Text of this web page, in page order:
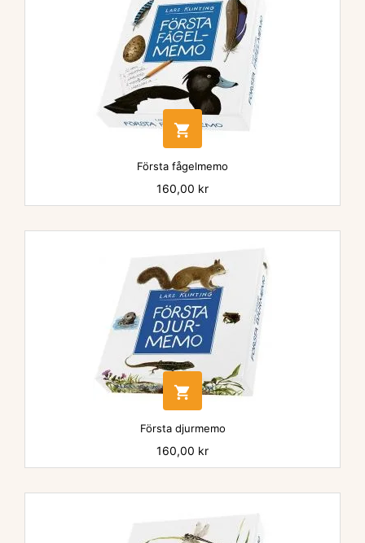

Första fågelmemo
Pris
160,00 kr

Första djurmemo
Pris
160,00 kr